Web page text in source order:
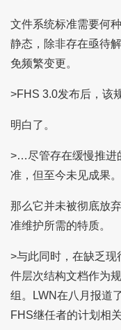
文件系统标准需要何
静态，除非存在亟待
免频繁变更。
>FHS 3.0发布后，该
明白了。
>…尽管存在缓慢推进
准，但至今未见成果。
那么它并未被彻底放
准维护所需的特质。
>与此同时，在缺乏现
件层次结构文档作为
组。LWN在八月报道
FHS继任者的计划相关